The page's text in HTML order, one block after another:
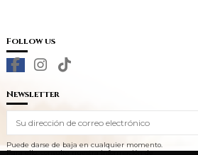
Follow us
Newsletter
Puede darse de baja en cualquier momento.
Para ello, consulte nuestra información de